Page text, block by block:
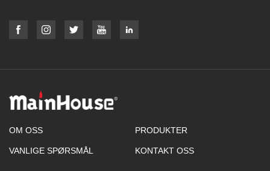
OM OSS PRODUKTER
VANLIGE SPØRSMÅL KONTAKT OSS